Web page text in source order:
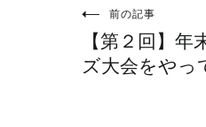
投
稿
前の記事
【第２回】
ズ大会をやっ